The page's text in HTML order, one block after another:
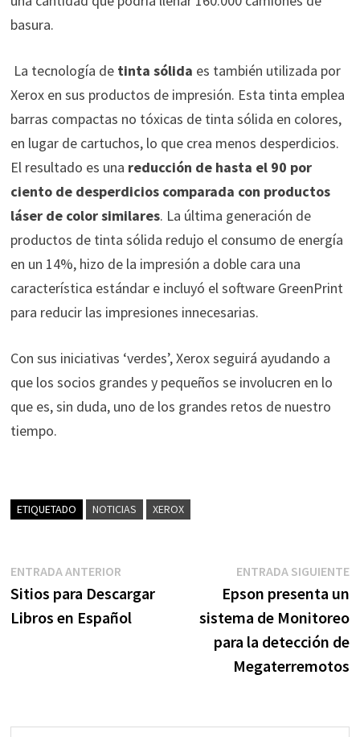
basura.
La tecnología de tinta sólida es también utilizada por
Xerox en sus productos de impresión. Esta tinta emplea
barras compactas no tóxicas de tinta sólida en colores,
en lugar de cartuchos, lo que crea menos desperdicios.
El resultado es una reducción de hasta el 90 por
ciento de desperdicios comparada con productos
láser de color similares. La última generación de
productos de tinta sólida redujo el consumo de energía
en un 14%, hizo de la impresión a doble cara una
característica estándar e incluyó el software GreenPrint
para reducir las impresiones innecesarias.
Con sus iniciativas ‘verdes’, Xerox seguirá ayudando a
que los socios grandes y pequeños se involucren en lo
que es, sin duda, uno de los grandes retos de nuestro
tiempo.
ETIQUETADO NOTICIAS XEROX
Navegación
de
entradas
ENTRADA ANTERIOREntrada
anterior:
Sitios para Descargar
Libros en Español
ENTRADA SIGUIENTE
Epson presenta un
sistema de Monitoreo
para la detección de
Megaterremotos